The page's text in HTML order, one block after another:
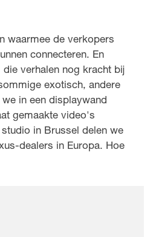
waarmee de verkopers
connecteren. En
verhalen nog kracht bij
exotisch, andere
in een displaywand
gemaakte video's
in Brussel delen we
dealers in Europa. Hoe